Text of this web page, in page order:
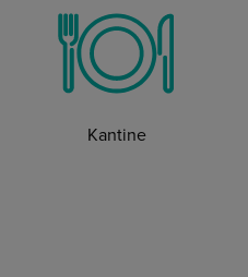
Kantine